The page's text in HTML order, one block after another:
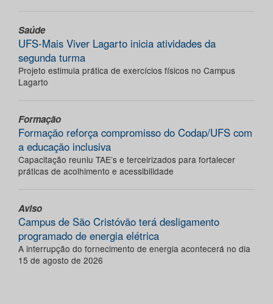
Saúde
UFS-Mais Viver Lagarto inicia atividades da
segunda turma
Projeto estimula prática de exercícios físicos no Campus
Lagarto
Formação
Formação reforça compromisso do Codap/UFS com
a educação inclusiva
Capacitação reuniu TAE’s e terceirizados para fortalecer
práticas de acolhimento e acessibilidade
Aviso
Campus de São Cristóvão terá desligamento
programado de energia elétrica
A interrupção do fornecimento de energia acontecerá no dia
15 de agosto de 2026